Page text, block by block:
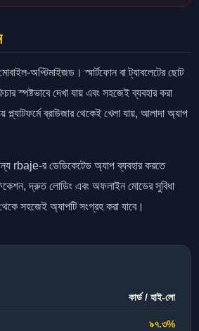
অপ্টিমাইজড। স্মার্টফোন বা ট্যাবলেটের ছোট
স্পষ্টভাবে দেখা যায় এবং সহজেই ব্যবহার করা
ব্রাউজার থেকেই খেলা যায়, আলাদা অ্যাপ
rbaje-র ডেডিকেটেড অ্যাপ ব্যবহার করতে
দ্রুত লোডিং এবং অফলাইন মোডের সুবিধা
সহজেই অ্যাপটি সংগ্রহ করা যাবে।
কার্ড / হাই-লো
৯৭.৩%